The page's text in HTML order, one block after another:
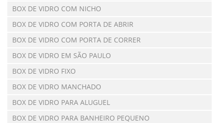
BOX DE VIDRO COM NICHO
BOX DE VIDRO COM PORTA DE ABRIR
BOX DE VIDRO COM PORTA DE CORRER
BOX DE VIDRO EM SÃO PAULO
BOX DE VIDRO FIXO
BOX DE VIDRO MANCHADO
BOX DE VIDRO PARA ALUGUEL
BOX DE VIDRO PARA BANHEIRO PEQUENO